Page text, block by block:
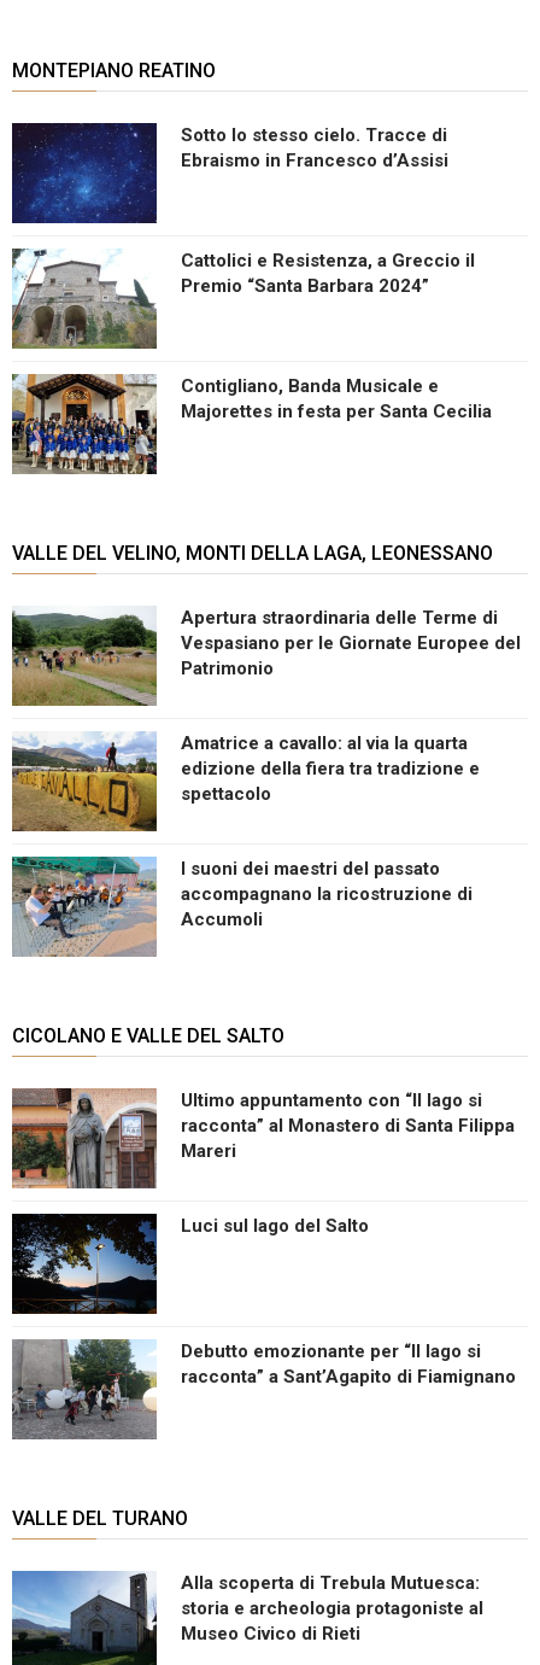
MONTEPIANO REATINO
Sotto lo stesso cielo. Tracce di
Ebraismo in Francesco d’Assisi
Cattolici e Resistenza, a Greccio il
Premio “Santa Barbara 2024”
Contigliano, Banda Musicale e
Majorettes in festa per Santa Cecilia
VALLE DEL VELINO, MONTI DELLA LAGA, LEONESSANO
Apertura straordinaria delle Terme di
Vespasiano per le Giornate Europee del
Patrimonio
Amatrice a cavallo: al via la quarta
edizione della fiera tra tradizione e
spettacolo
I suoni dei maestri del passato
accompagnano la ricostruzione di
Accumoli
CICOLANO E VALLE DEL SALTO
Ultimo appuntamento con “Il lago si
racconta” al Monastero di Santa Filippa
Mareri
Luci sul lago del Salto
Debutto emozionante per “Il lago si
racconta” a Sant’Agapito di Fiamignano
VALLE DEL TURANO
Alla scoperta di Trebula Mutuesca:
storia e archeologia protagoniste al
Museo Civico di Rieti